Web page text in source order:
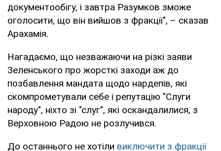
документообігу, і завтра Разумков зможе
оголосити, що він вийшов з фракції", – сказав
Арахамія.
Нагадаємо, що незважаючи на різкі заяви
Зеленського про жорсткі заходи аж до
позбавлення мандата щодо нардепів, які
скомпрометували себе і репутацію "Слуги
народу", ніхто зі "слуг", які оскандалилися, з
Верховною Радою не розлучився.
До останнього не хотіли виключити з фракції